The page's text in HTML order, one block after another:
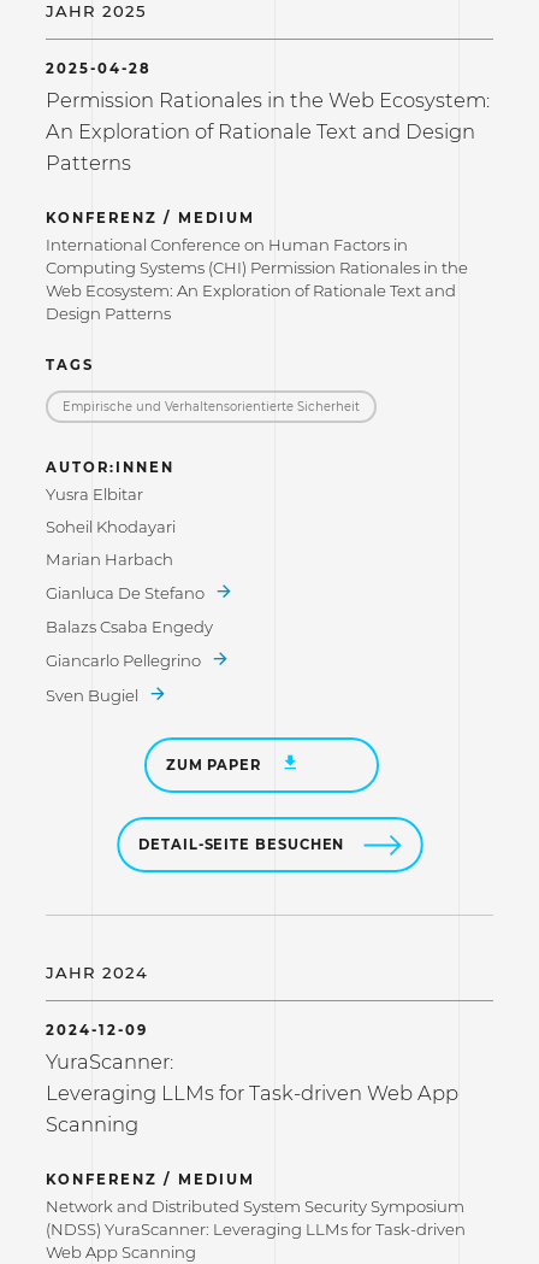
JAHR 2025
2025-04-28
Permission Rationales in the Web Ecosystem:
An Exploration of Rationale Text and Design
Patterns
KONFERENZ / MEDIUM
International Conference on Human Factors in
Computing Systems (CHI) Permission Rationales in the
Web Ecosystem: An Exploration of Rationale Text and
Design Patterns
TAGS
Empirische und Verhaltensorientierte Sicherheit
AUTOR:INNEN
Yusra Elbitar
Soheil Khodayari
Marian Harbach
Gianluca De Stefano
Balazs Csaba Engedy
Giancarlo Pellegrino
Sven Bugiel
ZUM PAPER
DETAIL-SEITE BESUCHEN
JAHR 2024
2024-12-09
YuraScanner:
Leveraging LLMs for Task-driven Web App
Scanning
KONFERENZ / MEDIUM
Network and Distributed System Security Symposium
(NDSS) YuraScanner: Leveraging LLMs for Task-driven
Web App Scanning